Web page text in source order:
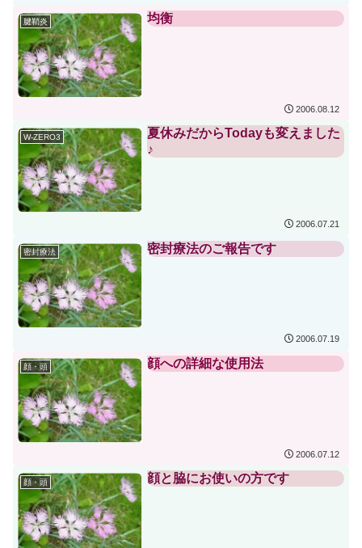
腱鞘炎 均衡
2006.08.12
W-ZERO3
夏休みだからTodayも変えました
♪
2006.07.21
密封療法 密封療法のご報告です
2006.07.19
顔・頭 顔への詳細な使用法
2006.07.12
顔・頭 顔と脇にお使いの方です